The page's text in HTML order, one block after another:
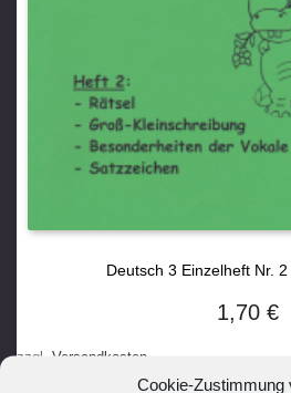
Cookie-Zustimmung
Deutsch 3 Einzelheft Nr.
1,70 €
zzgl. Versandkosten